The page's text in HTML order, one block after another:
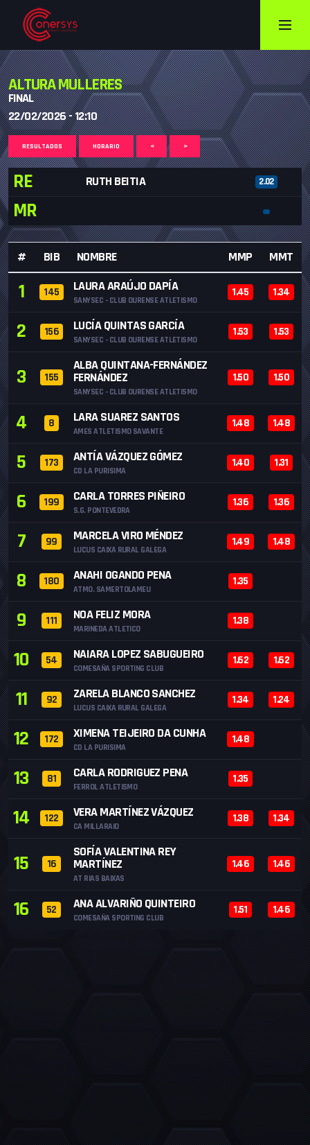
ALTURA MULLERES
FINAL
22/02/2026 - 12:10
RESULTADOS HORARIO < >
RE RUTH BEITIA 2.02
MR
# BIB NOMBRE MMP MMT
1 145 LAURA ARAÚJO DAPÍA
SANYSEC - CLUB OURENSE ATLETISMO
1.45 1.34
2 156 LUCÍA QUINTAS GARCÍA
SANYSEC - CLUB OURENSE ATLETISMO
1.53 1.53
3 155
ALBA QUINTANA-FERNÁNDEZ
FERNÁNDEZ
SANYSEC - CLUB OURENSE ATLETISMO
1.50 1.50
4 8 LARA SUAREZ SANTOS
AMES ATLETISMO SAVANTE
1.48 1.48
5 173 ANTÍA VÁZQUEZ GÓMEZ
CD LA PURISIMA
1.40 1.31
6 199 CARLA TORRES PIÑEIRO
S.G. PONTEVEDRA
1.36 1.36
7 99 MARCELA VIRO MÉNDEZ
LUCUS CAIXA RURAL GALEGA
1.49 1.48
8 180 ANAHI OGANDO PENA
ATMO. SAMERTOLAMEU
1.35
9 111 NOA FELIZ MORA
MARINEDA ATLETICO
1.38
10 54 NAIARA LOPEZ SABUGUEIRO
COMESAÑA SPORTING CLUB
1.62 1.62
11 92 ZARELA BLANCO SANCHEZ
LUCUS CAIXA RURAL GALEGA
1.34 1.24
12 172 XIMENA TEIJEIRO DA CUNHA
CD LA PURISIMA
1.48
13 81 CARLA RODRIGUEZ PENA
FERROL ATLETISMO
1.35
14 122 VERA MARTÍNEZ VÁZQUEZ
CA MILLARAIO
1.38 1.34
15 16
SOFÍA VALENTINA REY
MARTÍNEZ
AT RIAS BAIXAS
1.46 1.46
16 52 ANA ALVARIÑO QUINTEIRO
COMESAÑA SPORTING CLUB
1.51 1.46